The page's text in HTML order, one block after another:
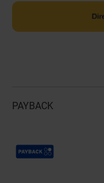
PAYBACK
Payback Punkte